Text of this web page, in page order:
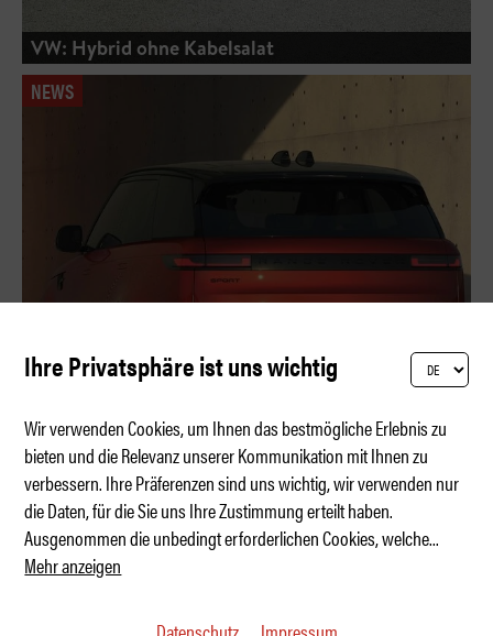
VW: Hybrid ohne Kabelsalat
NEWS
Geburtstagsparty mit 550 PS
Ihre Privatsphäre ist uns wichtig
Wir verwenden Cookies, um Ihnen das bestmögliche Erlebnis zu
bieten und die Relevanz unserer Kommunikation mit Ihnen zu
verbessern. Ihre Präferenzen sind uns wichtig, wir verwenden nur
die Daten, für die Sie uns Ihre Zustimmung erteilt haben.
Ausgenommen die unbedingt erforderlichen Cookies, welche...
Mehr anzeigen